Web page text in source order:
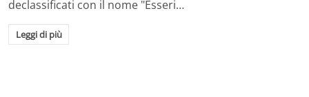
declassificati con il nome "Esseri…
Leggi di più